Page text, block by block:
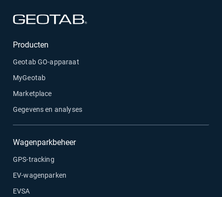
Producten
Geotab GO-apparaat
MyGeotab
Marketplace
Gegevens en analyses
Wagenparkbeheer
GPS-tracking
EV-wagenparken
EVSA